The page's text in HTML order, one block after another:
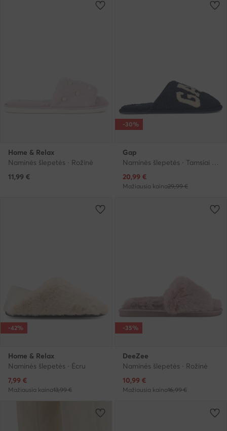
Home & Relax
Naminės šlepetės · Rožinė
11,99 €
-30%
Gap
Naminės šlepetės · Tamsiai mėlyna
Dabartinė kaina
20,99 €
Mažiausia kaina29,99 €
-42%
Home & Relax
Naminės šlepetės · Écru
Dabartinė kaina
7,99 €
Mažiausia kaina13,99 €
-35%
DeeZee
Naminės šlepetės · Rožinė
Dabartinė kaina
10,99 €
Mažiausia kaina16,99 €